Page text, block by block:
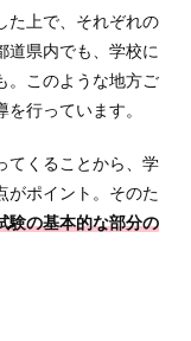
た上で、それぞれの
道県内でも、学校に
。このような地方ご
行っています。
てくることから、学
がポイント。そのた
験の基本的な部分の